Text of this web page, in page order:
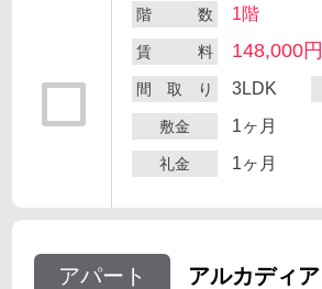
階 数 1階
賃 料 148,000円
間 取 り 3LDK
敷金 1ヶ月
礼金 1ヶ月
アパート アルカディア